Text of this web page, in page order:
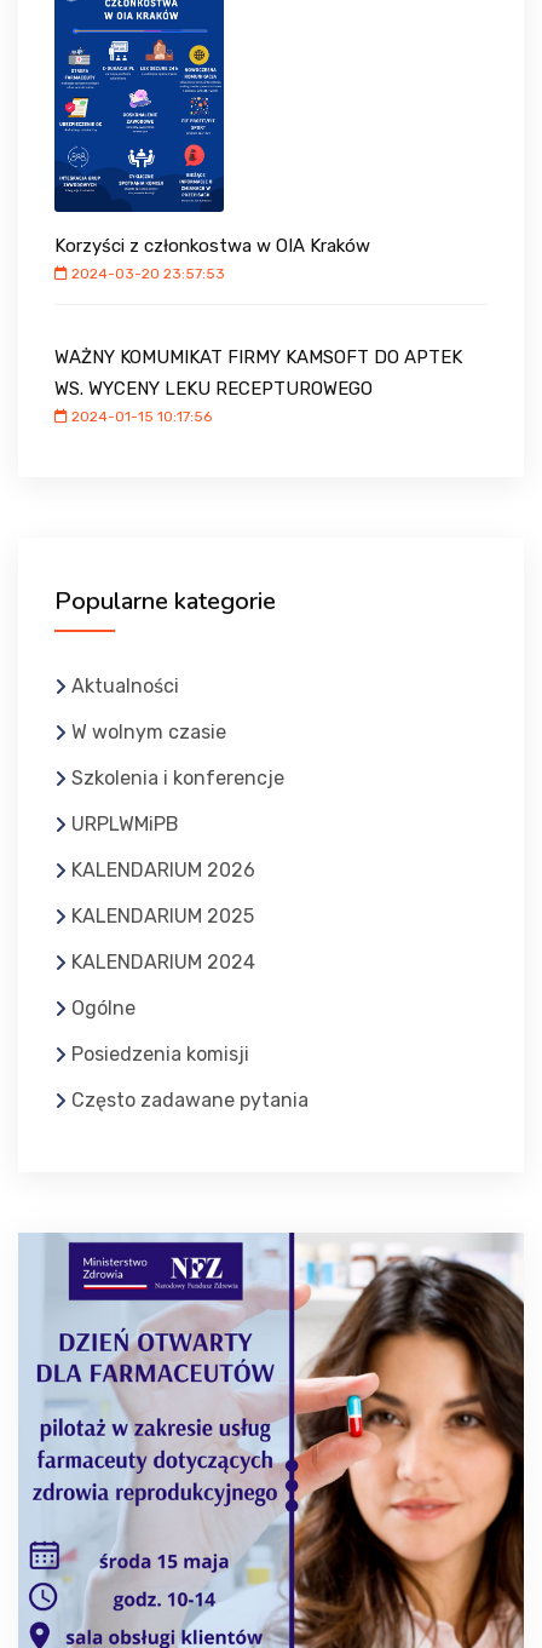
Korzyści z członkostwa w OIA Kraków
2024-03-20 23:57:53
WAŻNY KOMUMIKAT FIRMY KAMSOFT DO APTEK
WS. WYCENY LEKU RECEPTUROWEGO
2024-01-15 10:17:56
Popularne kategorie
Aktualności
W wolnym czasie
Szkolenia i konferencje
URPLWMiPB
KALENDARIUM 2026
KALENDARIUM 2025
KALENDARIUM 2024
Ogólne
Posiedzenia komisji
Często zadawane pytania